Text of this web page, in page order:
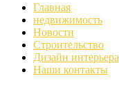
Главная
недвижимость
Новости
Строительство
Дизайн интерьера
Наши контакты